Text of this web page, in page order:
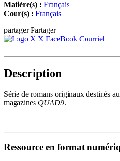
Matière(s) : Français
Cour(s) : Français
partagerPartager
X FaceBook Courriel
Description
Série de romans originaux destinés
magazines QUAD9.
Ressource en format